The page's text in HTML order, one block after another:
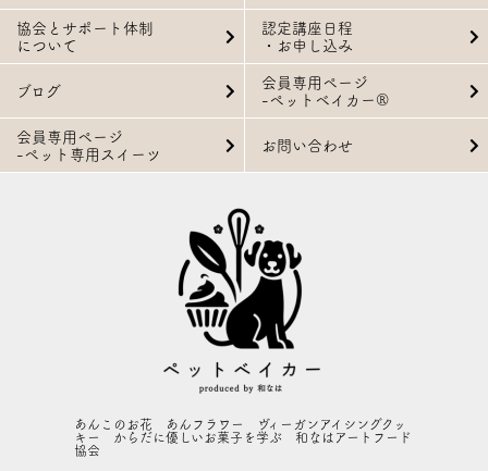
協会とサポート体制
について
認定講座日程
・お申し込み
ブログ
会員専用ページ
-ペットベイカー®
会員専用ページ
-ペット専用スイーツ
お問い合わせ
あんこのお花 あんフラワー ヴィーガンアイシングクッ
キー からだに優しいお菓子を学ぶ 和なはアートフード
協会